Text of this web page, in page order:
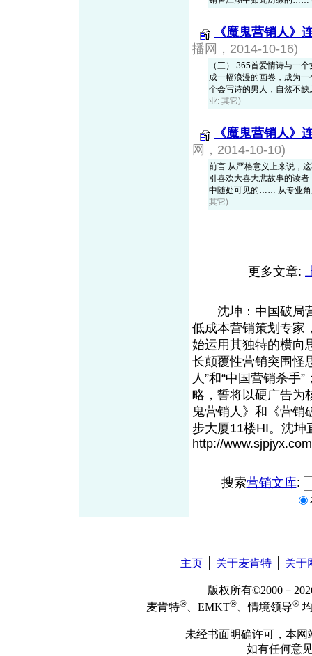
《魔鬼营销人》
播网，2014-10-16)
（三） 365首爱情诗与一
成一幅浪漫的画卷，成为
个会写诗的男人，自然不
业: 其它)
《魔鬼营销人》
网，2014-10-10)
前言 从严格意义上来说，
引喜欢大喜大悲故事的读
中随处可见的…… 从专业角
其它)
更多文章:
沈坤：中国破局营
低成本营销策划专家
始运用其独特的横向
长颠覆性营销突围怪
人”和“中国营销杀手
略，誓将以硬广告为
鬼营销人》和《营销
步大厦11楼HI。沈坤
http://
搜索营销文库:
主页│ 关于麦肯特│ 关于
版权所有©2000－
麦肯特® 、EMKT® 、情境领导®
未经书面明确许可，本
如有任何意